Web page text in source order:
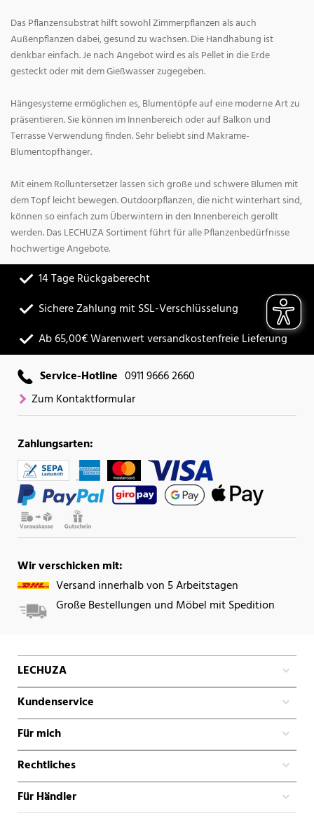
Das Pflanzensubstrat hilft sowohl Zimmerpflanzen als auch
Außenpflanzen dabei, gesund zu wachsen. Die Handhabung ist
denkbar einfach. Je nach Angebot wird es als Pellet in die Erde
gesteckt oder mit dem Gießwasser zugegeben.
Hängesysteme ermöglichen es, Blumentöpfe auf eine moderne Art zu
präsentieren. Sie können im Innenbereich oder auf Balkon und
Terrasse Verwendung finden. Sehr beliebt sind Makrame-
Blumentopfhänger.
Mit einem Rolluntersetzer lassen sich große und schwere Blumen mit
dem Topf leicht bewegen. Outdoorpflanzen, die nicht winterhart sind,
können so einfach zum Überwintern in den Innenbereich gerollt
werden. Das LECHUZA Sortiment führt für alle Pflanzenbedürfnisse
hochwertige Angebote.
14 Tage Rückgaberecht
Sichere Zahlung mit SSL-Verschlüsselung
Ab 65,00€ Warenwert versandkostenfreie Lieferung
Service-Hotline 0911 9666 2660
Zum Kontaktformular
Zahlungsarten:
Wir verschicken mit:
Versand innerhalb von 5 Arbeitstagen
Große Bestellungen und Möbel mit Spedition
LECHUZA
Kundenservice
Für mich
Rechtliches
Für Händler